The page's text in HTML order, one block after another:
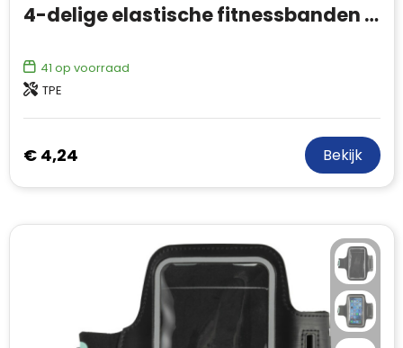
4-delige elastische fitnessbanden in etui
41 op voorraad
TPE
€ 4,24 Bekijk